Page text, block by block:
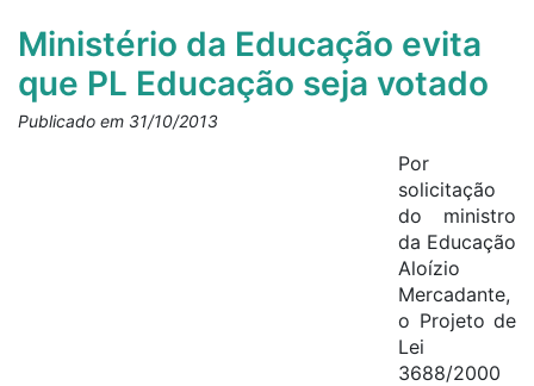
Ministério da Educação evita
que PL Educação seja votado
Publicado em 31/10/2013
Por
solicitação
do ministro
da Educação
Aloízio
Mercadante,
o Projeto de
Lei
3688/2000